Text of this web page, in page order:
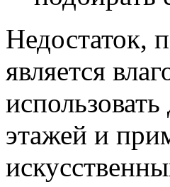
Недостаток,
является
этажей и